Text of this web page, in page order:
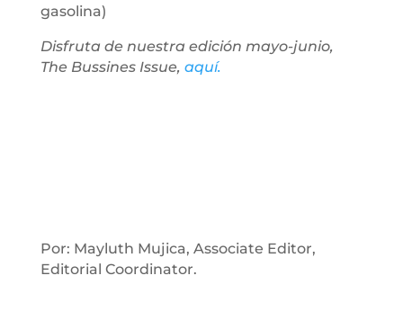
gasolina)
Disfruta de nuestra edición mayo-junio,
The Bussines Issue, aquí.
Por: Mayluth Mujica, Associate Editor,
Editorial Coordinator.